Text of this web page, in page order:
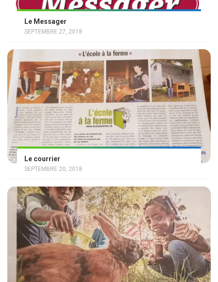
Le Messager
SEPTEMBRE 27, 2018
Le courrier
SEPTEMBRE 20, 2018